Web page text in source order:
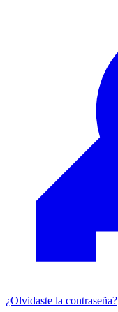
¿Olvidaste la contraseña?